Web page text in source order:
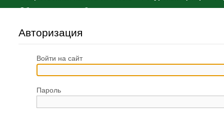
Общественные наблюдения
Авторизация
Войти на сайт
Пароль